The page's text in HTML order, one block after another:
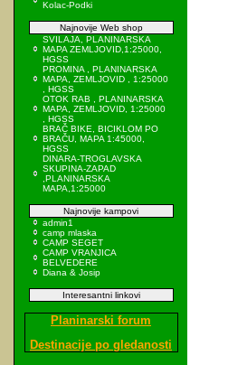
Kolac-Podki
Najnovije Web shop
SVILAJA, PLANINARSKA
MAPA ZEMLJOVID,1:25000,
HGSS
PROMINA , PLANINARSKA
MAPA, ZEMLJOVID , 1:25000
, HGSS
OTOK RAB , PLANINARSKA
MAPA, ZEMLJOVID, 1:25000
, HGSS
BRAČ BIKE, BICIKLOM PO
BRAČU, MAPA 1:45000,
HGSS
DINARA-TROGLAVSKA
SKUPINA-ZAPAD
,PLANINARSKA
MAPA,1:25000
Najnovije kampovi
admin1
camp mlaska
CAMP SEGET
CAMP VRANJICA
BELVEDERE
Diana & Josip
Interesantni linkovi
Planinarski forum
Destinacije po gledanosti